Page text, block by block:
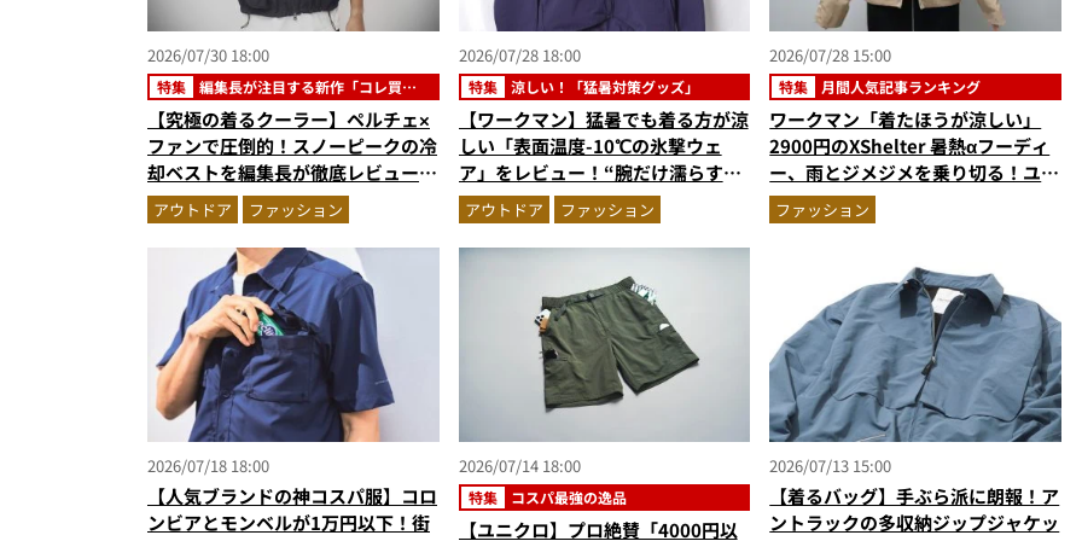
2026/07/30 18:00
特集
編集長が注目する新作「コレ買い
です」
【究極の着るクーラー】ペルチェ×
ファンで圧倒的！スノーピークの冷
却ベストを編集長が徹底レビュー。
炎天下でも“寒さ”を味わえる本気
のギア『コレ買いです』Vol.172
アウトドア ファッション
2026/07/28 18:00
特集 涼しい！「猛暑対策グッズ」
【ワークマン】猛暑でも着る方が涼
しい「表面温度-10℃の氷撃ウェ
ア」をレビュー！“腕だけ濡らすの
が正解”の気化冷却機能が凄い
アウトドア ファッション
2026/07/28 15:00
特集 月間人気記事ランキング
ワークマン「着たほうが涼しい」
2900円のXShelter 暑熱αフーディ
ー、雨とジメジメを乗り切る！ユニ
クロの雨対策UVパーカ…ほか【ア
ウターの人気記事ランキングベスト
ファッション
2026/07/18 18:00
【人気ブランドの神コスパ服】コロ
ンビアとモンベルが1万円以下！街
2026/07/14 18:00
特集 コスパ最強の逸品
【ユニクロ】プロ絶賛「4000円以
2026/07/13 15:00
【着るバッグ】手ぶら派に朗報！ア
ントラックの多収納ジップジャケッ